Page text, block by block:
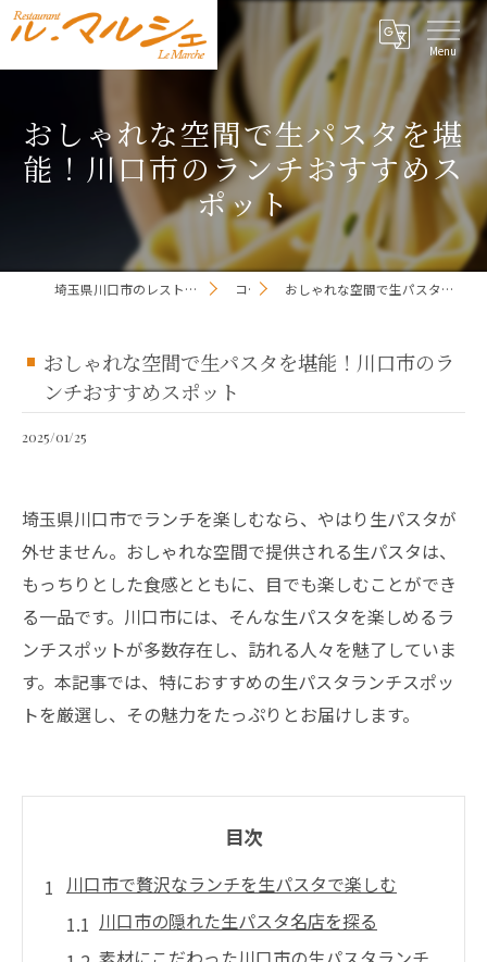
おしゃれな空間で生パスタを堪
能！川口市のランチおすすめス
ポット
埼玉県川口市のレストランならレストラン ル・マルシェ コラム おしゃれな空間で生パスタを堪能！川口市のランチおすすめスポット
おしゃれな空間で生パスタを堪能！川口市のラ
ンチおすすめスポット
2025/01/25
埼玉県川口市でランチを楽しむなら、やはり生パスタが
外せません。おしゃれな空間で提供される生パスタは、
もっちりとした食感とともに、目でも楽しむことができ
る一品です。川口市には、そんな生パスタを楽しめるラ
ンチスポットが多数存在し、訪れる人々を魅了していま
す。本記事では、特におすすめの生パスタランチスポッ
トを厳選し、その魅力をたっぷりとお届けします。
目次
川口市で贅沢なランチを生パスタで楽しむ
川口市の隠れた生パスタ名店を探る